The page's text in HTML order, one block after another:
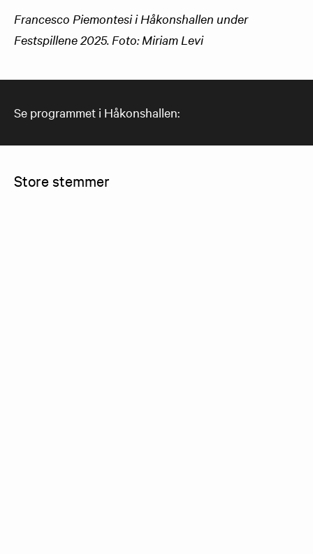
Francesco Piemontesi i Håkonshallen under
Festspillene 2025. Foto: Miriam Levi
Se programmet i Håkonshallen:
Store stemmer